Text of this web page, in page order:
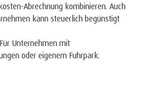
Abrechnung kombinieren. Auch
kann steuerlich begünstigt
Unternehmen mit
oder eigenem Fuhrpark.